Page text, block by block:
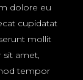
dolore eu
cupidatat
mollit
amet,
tempor